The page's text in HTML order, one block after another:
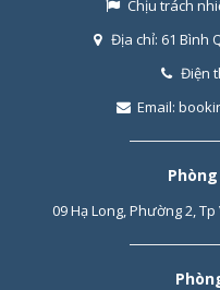
Chịu trách
Địa chỉ: 61 Bình
Điện
Email:
09 Hạ Long, Phường 2,